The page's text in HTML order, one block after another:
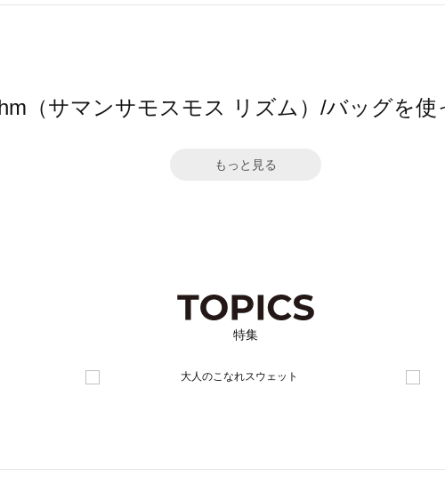
（サマンサモスモス リズム）/バッグを
もっと見る
特集